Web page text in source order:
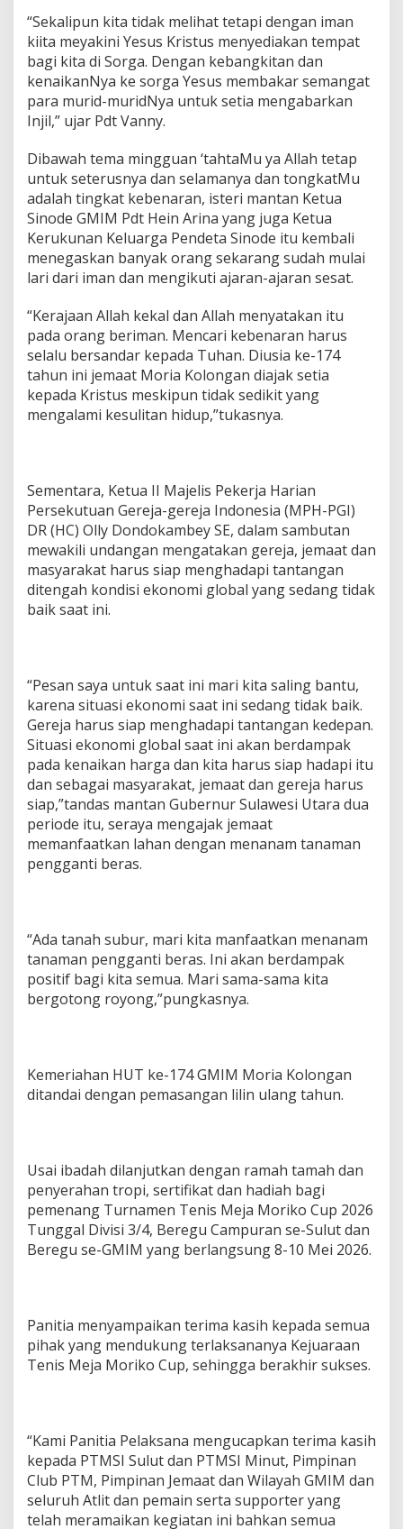
g
a
n
M
i
n
u
R
a
y
a
k
a
n
H
U
k
e
1
7
4
d
n
P
e
u
h
U
a
n
S
u
k
u
r
“Sekalipun kita tidak melihat tetapi dengan iman
kiita meyakini Yesus Kristus menyediakan tempat
bagi kita di Sorga. Dengan kebangkitan dan
kenaikanNya ke sorga Yesus membakar semangat
para murid-muridNya untuk setia mengabarkan
Injil,” ujar Pdt Vanny.
Dibawah tema mingguan ‘tahtaMu ya Allah tetap
untuk seterusnya dan selamanya dan tongkatMu
adalah tingkat kebenaran, isteri mantan Ketua
Sinode GMIM Pdt Hein Arina yang juga Ketua
Kerukunan Keluarga Pendeta Sinode itu kembali
menegaskan banyak orang sekarang sudah mulai
lari dari iman dan mengikuti ajaran-ajaran sesat.
“Kerajaan Allah kekal dan Allah menyatakan itu
pada orang beriman. Mencari kebenaran harus
selalu bersandar kepada Tuhan. Diusia ke-174
tahun ini jemaat Moria Kolongan diajak setia
kepada Kristus meskipun tidak sedikit yang
mengalami kesulitan hidup,”tukasnya.
Sementara, Ketua II Majelis Pekerja Harian
Persekutuan Gereja-gereja Indonesia (MPH-PGI)
DR (HC) Olly Dondokambey SE, dalam sambutan
mewakili undangan mengatakan gereja, jemaat dan
masyarakat harus siap menghadapi tantangan
ditengah kondisi ekonomi global yang sedang tidak
baik saat ini.
“Pesan saya untuk saat ini mari kita saling bantu,
karena situasi ekonomi saat ini sedang tidak baik.
Gereja harus siap menghadapi tantangan kedepan.
Situasi ekonomi global saat ini akan berdampak
pada kenaikan harga dan kita harus siap hadapi itu
dan sebagai masyarakat, jemaat dan gereja harus
siap,”tandas mantan Gubernur Sulawesi Utara dua
periode itu, seraya mengajak jemaat
memanfaatkan lahan dengan menanam tanaman
pengganti beras.
“Ada tanah subur, mari kita manfaatkan menanam
tanaman pengganti beras. Ini akan berdampak
positif bagi kita semua. Mari sama-sama kita
bergotong royong,”pungkasnya.
Kemeriahan HUT ke-174 GMIM Moria Kolongan
ditandai dengan pemasangan lilin ulang tahun.
Usai ibadah dilanjutkan dengan ramah tamah dan
penyerahan tropi, sertifikat dan hadiah bagi
pemenang Turnamen Tenis Meja Moriko Cup 2026
Tunggal Divisi 3/4, Beregu Campuran se-Sulut dan
Beregu se-GMIM yang berlangsung 8-10 Mei 2026.
Panitia menyampaikan terima kasih kepada semua
pihak yang mendukung terlaksananya Kejuaraan
Tenis Meja Moriko Cup, sehingga berakhir sukses.
“Kami Panitia Pelaksana mengucapkan terima kasih
kepada PTMSI Sulut dan PTMSI Minut, Pimpinan
Club PTM, Pimpinan Jemaat dan Wilayah GMIM dan
seluruh Atlit dan pemain serta supporter yang
telah meramaikan kegiatan ini bahkan semua